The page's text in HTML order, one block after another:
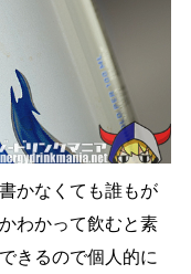
かなくても誰もが
わかって飲むと素
きるので個人的に